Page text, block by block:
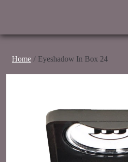
Home Eyeshadow In Box 24